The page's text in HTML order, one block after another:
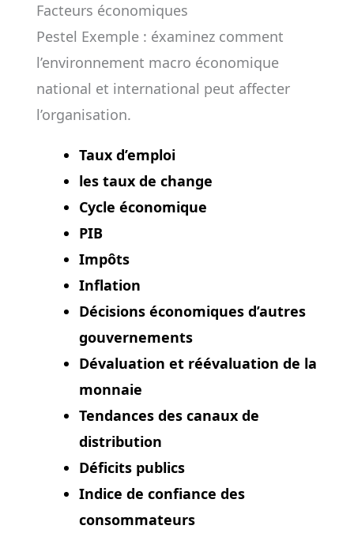
Facteurs économiques
Pestel Exemple : éxaminez comment
l’environnement macro économique
national et international peut affecter
l’organisation.
Taux d’emploi
les taux de change
Cycle économique
PIB
Impôts
Inflation
Décisions économiques d’autres
gouvernements
Dévaluation et réévaluation de la
monnaie
Tendances des canaux de
distribution
Déficits publics
Indice de confiance des
consommateurs